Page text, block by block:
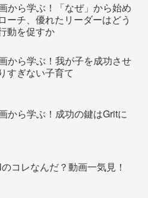
から学ぶ！「なぜ」から始め
ーチ、優れたリーダーはどう
動を促すか
から学ぶ！我が子を成功させ
すぎない子育て
から学ぶ！成功の鍵はGritに
コレなんだ？動画一気見！